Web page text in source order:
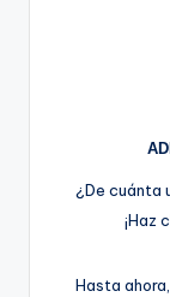
¿De cuánta
¡Haz
Hasta